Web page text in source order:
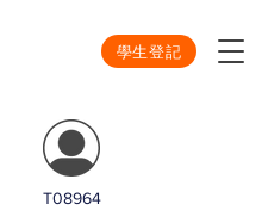
學生登記
T08964